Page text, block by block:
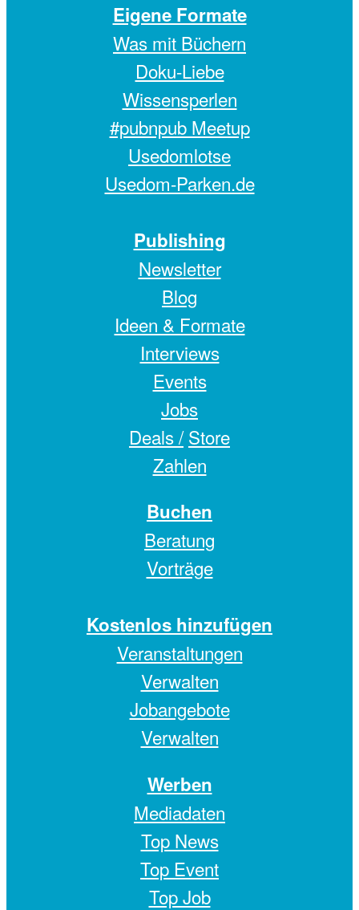
Eigene Formate
Was mit Büchern
Doku-Liebe
Wissensperlen
#pubnpub Meetup
Usedomlotse
Usedom-Parken.de
Publishing
Newsletter
Blog
Ideen & Formate
Interviews
Events
Jobs
Deals / Store
Zahlen
Buchen
Beratung
Vorträge
Kostenlos hinzufügen
Veranstaltungen
Verwalten
Jobangebote
Verwalten
Werben
Mediadaten
Top News
Top Event
Top Job